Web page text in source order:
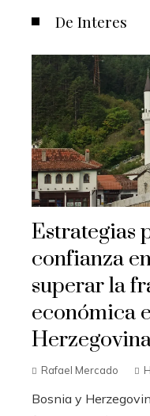
De Interes
Estrategias
confianza
superar la
económica
Rafael Mercado
Bosnia y